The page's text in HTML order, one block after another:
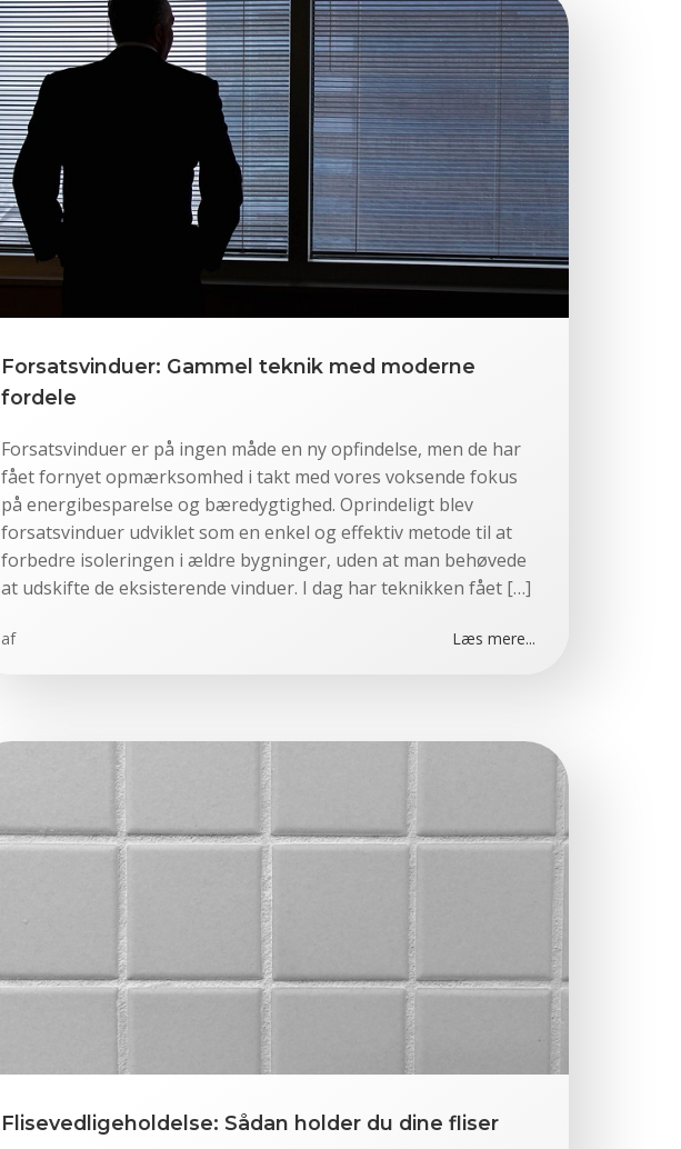
Forsatsvinduer: Gammel teknik med moderne
fordele
Forsatsvinduer er på ingen måde en ny opfindelse, men de har
fået fornyet opmærksomhed i takt med vores voksende fokus
på energibesparelse og bæredygtighed. Oprindeligt blev
forsatsvinduer udviklet som en enkel og effektiv metode til at
forbedre isoleringen i ældre bygninger, uden at man behøvede
at udskifte de eksisterende vinduer. I dag har teknikken fået […]
af Læs mere...
Flisevedligeholdelse: Sådan holder du dine fliser